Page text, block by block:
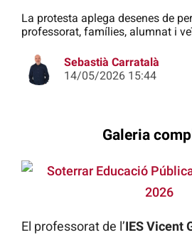
La protesta aplega desenes de
professorat, famílies, alumnat i
Sebastià Carratalà
14/05/2026 15:44
Galeria
El professorat de l’IES Vicent